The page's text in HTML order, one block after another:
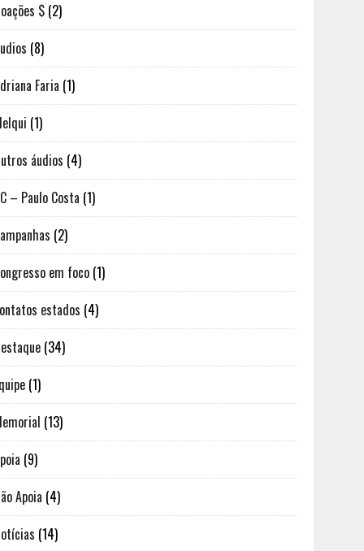
$ (2)
(8)
Faria (1)
(1)
áudios (4)
– Paulo Costa (1)
(2)
em foco (1)
estados (4)
(34)
(1)
(13)
(9)
Apoia (4)
(14)